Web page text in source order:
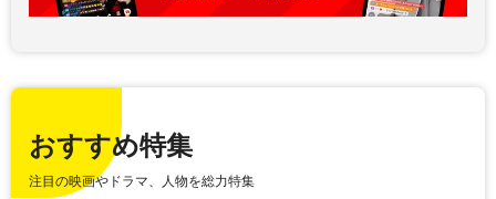
おすすめ特集
注目の映画やドラマ、人物を総力特集